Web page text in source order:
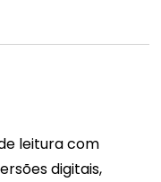
leitura com
digitais,